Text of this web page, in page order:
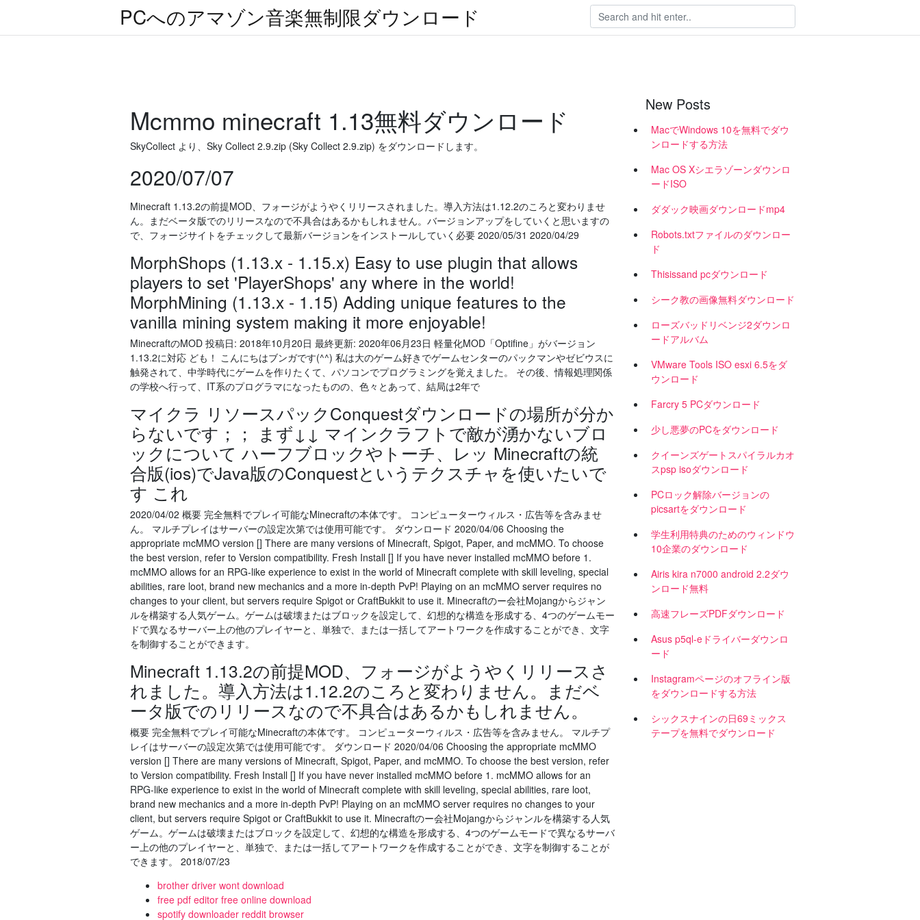
PCへのアマゾン音楽無制限ダウンロード
Mcmmo minecraft 1.13無料ダウンロード
SkyCollect より、Sky Collect 2.9.zip (Sky Collect 2.9.zip) をダウンロードします。
2020/07/07
Minecraft 1.13.2の前提MOD、フォージがようやくリリースされました。導入方法は1.12.2のころと変わりませ
ん。まだベータ版でのリリースなので不具合はあるかもしれません。バージョンアップをしていくと思いますの
で、フォージサイトをチェックして最新バージョンをインストールしていく必要 2020/05/31 2020/04/29
MorphShops (1.13.x - 1.15.x) Easy to use plugin that allows
players to set 'PlayerShops' any where in the world!
MorphMining (1.13.x - 1.15) Adding unique features to the
vanilla mining system making it more enjoyable!
MinecraftのMOD 投稿日: 2018年10月20日 最終更新: 2020年06月23日 軽量化MOD「Optifine」がバージョン
1.13.2に対応 ども！ こんにちはブンガです(^^) 私は大のゲーム好きでゲームセンターのパックマンやゼビウスに
触発されて、中学時代にゲームを作りたくて、パソコンでプログラミングを覚えました。 その後、情報処理関係
の学校へ行って、IT系のプログラマになったものの、色々とあって、結局は2年で
マイクラ リソースパックConquestダウンロードの場所が分か
らないです；； まず↓↓ マインクラフトで敵が湧かないブロ
ックについて ハーフブロックやトーチ、レッ Minecraftの統
合版(ios)でJava版のConquestというテクスチャを使いたいで
す これ
2020/04/02 概要 完全無料でプレイ可能なMinecraftの本体です。 コンピューターウィルス・広告等を含みませ
ん。 マルチプレイはサーバーの設定次第では使用可能です。 ダウンロード 2020/04/06 Choosing the
appropriate mcMMO version [] There are many versions of Minecraft, Spigot, Paper, and mcMMO. To choose
the best version, refer to Version compatibility. Fresh Install [] If you have never installed mcMMO before 1.
mcMMO allows for an RPG-like experience to exist in the world of Minecraft complete with skill leveling, special
abilities, rare loot, brand new mechanics and a more in-depth PvP! Playing on an mcMMO server requires no
changes to your client, but servers require Spigot or CraftBukkit to use it. Minecraftのー会社Mojangからジャン
ルを構築する人気ゲーム。ゲームは破壊またはブロックを設定して、幻想的な構造を形成する、4つのゲームモー
ドで異なるサーバー上の他のプレイヤーと、単独で、または一括してアートワークを作成することができ、文字
を制御することができます。
Minecraft 1.13.2の前提MOD、フォージがようやくリリースさ
れました。導入方法は1.12.2のころと変わりません。まだベ
ータ版でのリリースなので不具合はあるかもしれません。
概要 完全無料でプレイ可能なMinecraftの本体です。 コンピューターウィルス・広告等を含みません。 マルチプ
レイはサーバーの設定次第では使用可能です。 ダウンロード 2020/04/06 Choosing the appropriate mcMMO
version [] There are many versions of Minecraft, Spigot, Paper, and mcMMO. To choose the best version, refer
to Version compatibility. Fresh Install [] If you have never installed mcMMO before 1. mcMMO allows for an
RPG-like experience to exist in the world of Minecraft complete with skill leveling, special abilities, rare loot,
brand new mechanics and a more in-depth PvP! Playing on an mcMMO server requires no changes to your
client, but servers require Spigot or CraftBukkit to use it. Minecraftのー会社Mojangからジャンルを構築する人気
ゲーム。ゲームは破壊またはブロックを設定して、幻想的な構造を形成する、4つのゲームモードで異なるサーバ
ー上の他のプレイヤーと、単独で、または一括してアートワークを作成することができ、文字を制御することが
できます。 2018/07/23
brother driver wont download
free pdf editor free online download
spotify downloader reddit browser
New Posts
MacでWindows 10を無料でダウ
ンロードする方法
Mac OS Xシエラゾーンダウンロ
ードISO
ダダック映画ダウンロードmp4
Robots.txtファイルのダウンロー
ド
Thisissand pcダウンロード
シーク教の画像無料ダウンロード
ローズバッドリベンジ2ダウンロ
ードアルバム
VMware Tools ISO esxi 6.5をダ
ウンロード
Farcry 5 PCダウンロード
少し悪夢のPCをダウンロード
クイーンズゲートスパイラルカオ
スpsp isoダウンロード
PCロック解除バージョンの
picsartをダウンロード
学生利用特典のためのウィンドウ
10企業のダウンロード
Airis kira n7000 android 2.2ダウ
ンロード無料
高速フレーズPDFダウンロード
Asus p5ql-eドライバーダウンロ
ード
Instagramページのオフライン版
をダウンロードする方法
シックスナインの日69ミックス
テープを無料でダウンロード